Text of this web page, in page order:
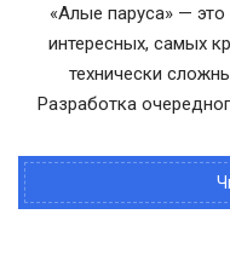
«Алые паруса» —
интересных, самых
технически
Разработка